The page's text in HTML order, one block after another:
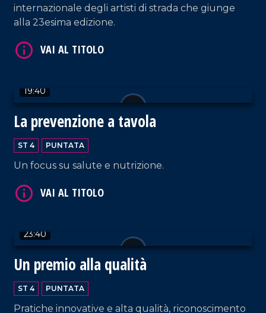
internazionale degli artisti di strada che giunge
alla 23esima edizione.
19:40
La prevenzione a tavola
ST 4 PUNTATA
Un focus su salute e nutrizione.
23:40
Un premio alla qualità
ST 4 PUNTATA
Pratiche innovative e alta qualità, riconoscimento
VAI AL TITOLO
VAI AL TITOLO